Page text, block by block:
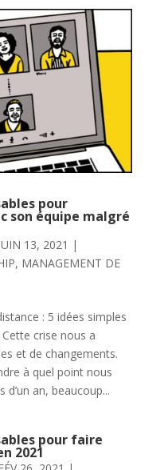
pour
son équipe malgré
13, 2021 |
, MANAGEMENT DE
: 5 idées simples
crise nous a
et de changements.
à quel point nous
an, beaucoup...
pour faire
2021